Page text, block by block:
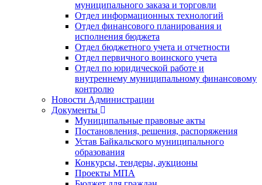
муниципального заказа и торговли
Отдел информационных технологий
Отдел финансового планирования и
исполнения бюджета
Отдел бюджетного учета и отчетности
Отдел первичного воинского учета
Отдел по юридической работе и
внутреннему муниципальному финансовому
контролю
Новости Администрации
Документы
Муниципальные правовые акты
Постановления, решения, распоряжения
Устав Байкальского муниципального
образования
Конкурсы, тендеры, аукционы
Проекты МПА